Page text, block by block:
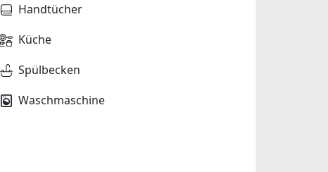
Handtücher
Küche
Spülbecken
Waschmaschine